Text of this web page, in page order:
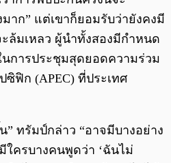
าก” แต่เขาก็ยอมรับว่ายังคงมี
ล้มเหลว ผู้นำทั้งสองมีกำหนด
การประชุมสุดยอดความร่วม
ซิฟิก (APEC) ที่ประเทศ
” ทรัมป์กล่าว “อาจมีบางอย่าง
ใครบางคนพูดว่า ‘ฉันไม่